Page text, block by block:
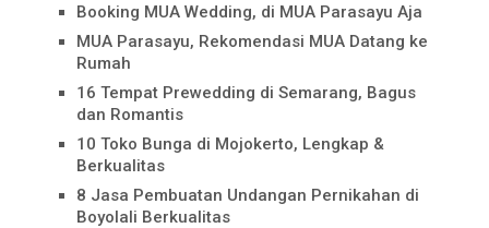
Booking MUA Wedding, di MUA Parasayu Aja
MUA Parasayu, Rekomendasi MUA Datang ke
Rumah
16 Tempat Prewedding di Semarang, Bagus
dan Romantis
10 Toko Bunga di Mojokerto, Lengkap &
Berkualitas
8 Jasa Pembuatan Undangan Pernikahan di
Boyolali Berkualitas